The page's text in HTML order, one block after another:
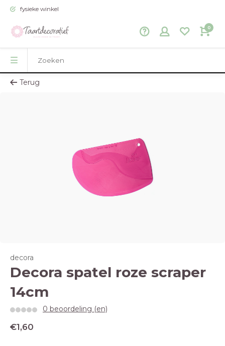
fysieke winkel
0
Terug
decora
Decora spatel roze scraper
14cm
0 beoordeling (en)
€1,60